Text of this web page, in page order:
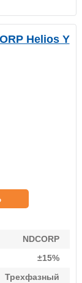
Helios Y
NDCORP
±15%
Трехфазный